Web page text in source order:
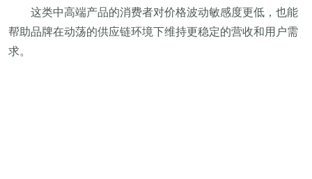
这类中高端产品的消费者对价格波动敏感度更低，也能
帮助品牌在动荡的供应链环境下维持更稳定的营收和用户需
求。